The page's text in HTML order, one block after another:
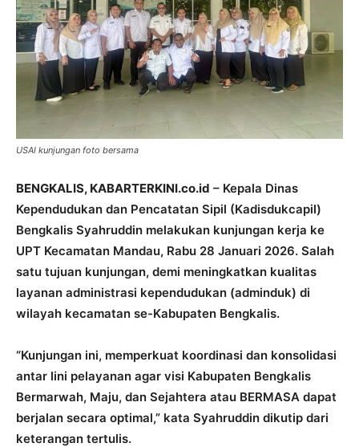
USAI kunjungan foto bersama
BENGKALIS, KABARTERKINI.co.id – Kepala Dinas
Kependudukan dan Pencatatan Sipil (Kadisdukcapil)
Bengkalis Syahruddin melakukan kunjungan kerja ke
UPT Kecamatan Mandau, Rabu 28 Januari 2026. Salah
satu tujuan kunjungan, demi meningkatkan kualitas
layanan administrasi kependudukan (adminduk) di
wilayah kecamatan se-Kabupaten Bengkalis.
“Kunjungan ini, memperkuat koordinasi dan konsolidasi
antar lini pelayanan agar visi Kabupaten Bengkalis
Bermarwah, Maju, dan Sejahtera atau BERMASA dapat
berjalan secara optimal,” kata Syahruddin dikutip dari
keterangan tertulis.